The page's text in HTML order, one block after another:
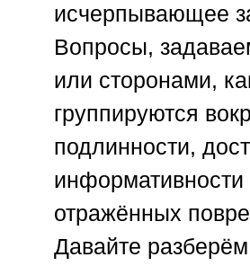
исчерпывающее
Вопросы,
или сторонами,
группируются
подлинности,
информативности
отражённых
Давайте